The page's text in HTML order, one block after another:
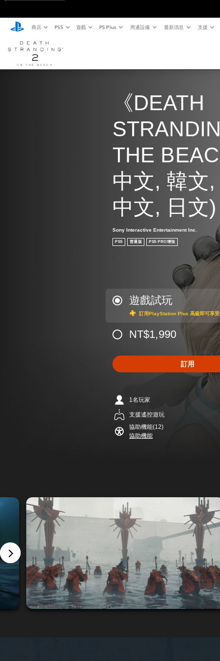
商店 PS5 遊戲 PS Plus 周邊設備 最新消息 支援
《DEATH
THE
中文, 韓文
中文, 日文)
Sony Interactive Entertainment Inc.
PS5 普通版 PS5 PRO增強
遊戲試玩
訂用PlayStation Plus 高級即可享受
NT$1,990
訂用
1名玩家
支援遙控遊玩
協助機能(12)
協助機能